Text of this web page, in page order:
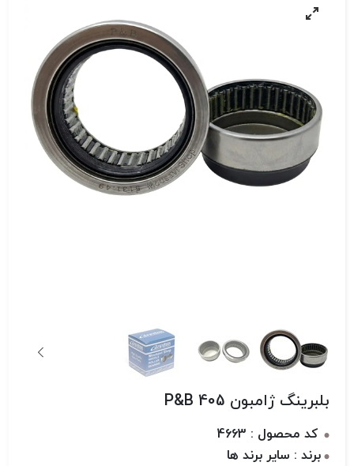
بلبرینگ ژامبون 405 P&B
کد محصول : 4663
برند : سایر برند ها